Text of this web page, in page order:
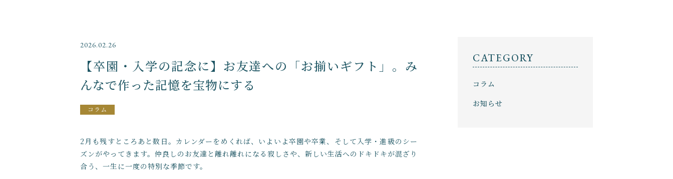
ニュース
2026.02.26
【卒園・入学の記念に】お友達への「お揃いギフト」。み
んなで作った記憶を宝物にする
コラム
2月も残すところあと数日。カレンダーをめくれば、いよいよ卒園や卒業、そして入学・進級のシー
ズンがやってきます。仲良しのお友達と離れ離れになる寂しさや、新しい生活へのドキドキが混ざり
合う、一生に一度の特別な季節です。
CATEGORY
コラム
お知らせ